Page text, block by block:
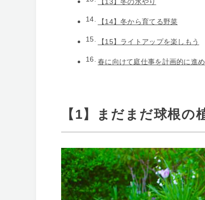
【14】冬から育てる野菜
【15】ライトアップを楽しもう
春に向けて庭仕事を計画的に進め
【1】まだまだ球根の